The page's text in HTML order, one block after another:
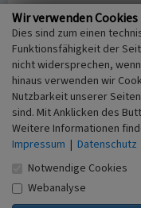
dass ein Erzgang
Entdeckungszeit
Wahrscheinlicher ist
Stollen um einen
ausgerichtet war,
entdecken. Geringe
Bereich des Stollens
Erzvorkommen.
Neben den ständig
auch zu nennen,
Metern aufweist und
Breite beinhaltet, auf
Wir verwenden Cookies
Dies sind zum einen
Funktionsfähigkeit der
nicht widersprechen,
hinaus verwenden wir
Nutzbarkeit unserer
sind. Mit Anklicken des
Weitere Informationen
Impressum | Datenschutz
Notwendige Cookies
Webanalyse